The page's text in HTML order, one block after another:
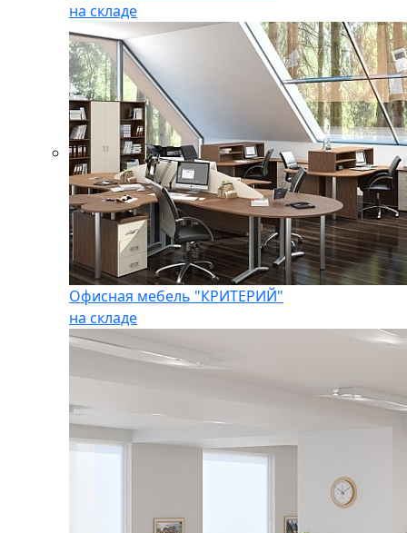
на складе
Офисная мебель "КРИТЕРИЙ"
на складе